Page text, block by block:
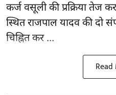
कर्ज वसूली की प्रक्रिया तेज
स्थित राजपाल यादव की दो
चिह्नित कर ...